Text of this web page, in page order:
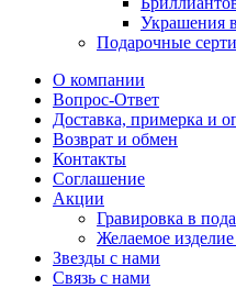
Украшения
Подарочные
О компании
Вопрос-Ответ
Доставка, примерка и
Возврат и обмен
Контакты
Соглашение
Акции
Гравировка в
Желаемое
Звезды с нами
Связь с нами